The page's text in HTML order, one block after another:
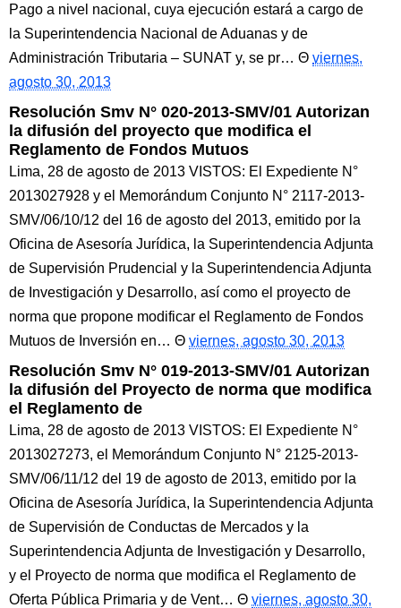
Pago a nivel nacional, cuya ejecución estará a cargo de
la Superintendencia Nacional de Aduanas y de
Administración Tributaria – SUNAT y, se pr…
viernes,
agosto 30, 2013
Resolución Smv N° 020-2013-SMV/01 Autorizan
la difusión del proyecto que modifica el
Reglamento de Fondos Mutuos
Lima, 28 de agosto de 2013 VISTOS: El Expediente N°
2013027928 y el Memorándum Conjunto N° 2117-2013-
SMV/06/10/12 del 16 de agosto del 2013, emitido por la
Oficina de Asesoría Jurídica, la Superintendencia Adjunta
de Supervisión Prudencial y la Superintendencia Adjunta
de Investigación y Desarrollo, así como el proyecto de
norma que propone modificar el Reglamento de Fondos
Mutuos de Inversión en…
viernes, agosto 30, 2013
Resolución Smv N° 019-2013-SMV/01 Autorizan
la difusión del Proyecto de norma que modifica
el Reglamento de
Lima, 28 de agosto de 2013 VISTOS: El Expediente N°
2013027273, el Memorándum Conjunto N° 2125-2013-
SMV/06/11/12 del 19 de agosto de 2013, emitido por la
Oficina de Asesoría Jurídica, la Superintendencia Adjunta
de Supervisión de Conductas de Mercados y la
Superintendencia Adjunta de Investigación y Desarrollo,
y el Proyecto de norma que modifica el Reglamento de
Oferta Pública Primaria y de Vent…
viernes, agosto 30,